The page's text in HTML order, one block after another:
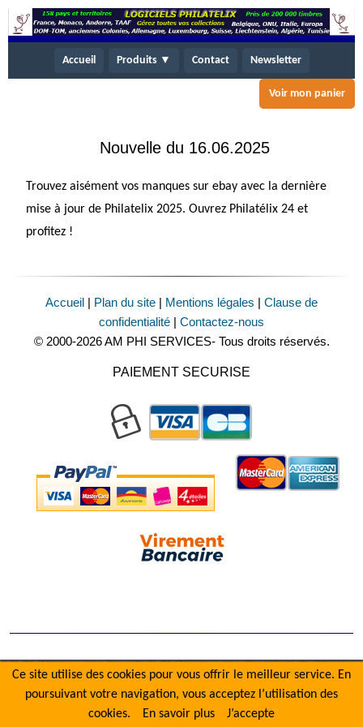
Accueil Produits ▼ Contact Newsletter
Voir mon panier
Nouvelle du 16.06.2025
Trouvez aisément vos manques sur ebay avec la dernière
mise à jour de Philatelix 2025. Ouvrez Philatélix 24 et
profitez !
Accueil | Plan du site | Mentions légales | Clause de
confidentialité | Contactez-nous
© 2000-2026 AM PHI SERVICES- Tous droits réservés.
PAIEMENT SECURISE
Ce site utilise des cookies pour vous offrir le meilleur service. En
poursuivant votre navigation, vous acceptez l’utilisation des
cookies.
En savoir plus J’accepte